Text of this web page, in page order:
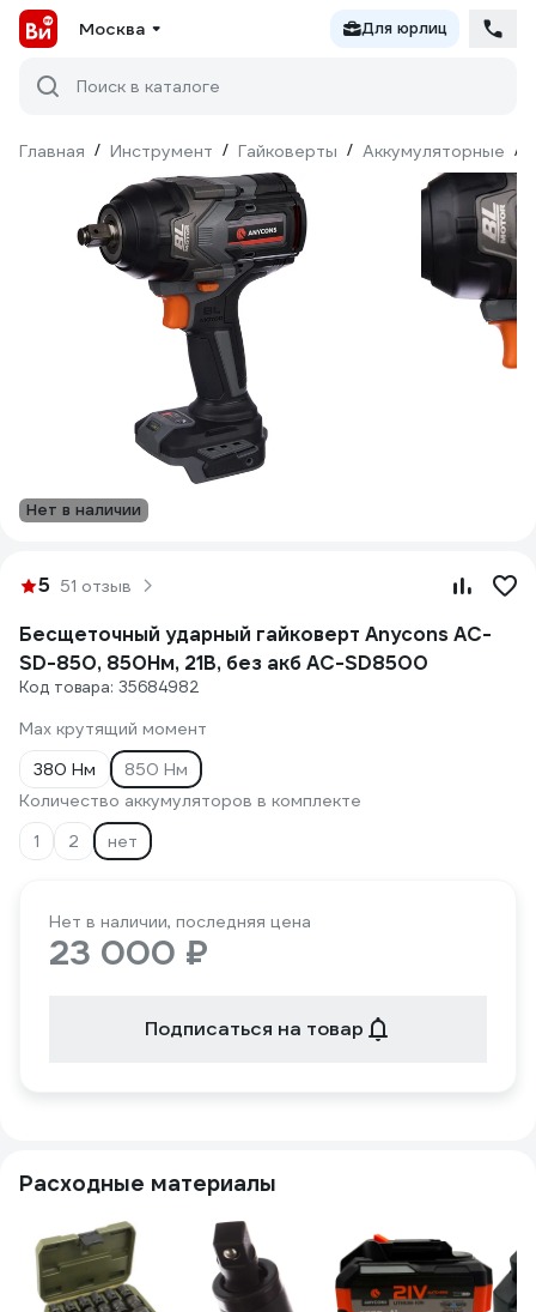
Москва Для юрлиц
Поиск в каталоге
Главная / Инструмент / Гайковерты / Аккумуляторные /
Нет в наличии
5 51 отзыв
Бесщеточный ударный гайковерт Anycons AC-
SD-850, 850Нм, 21В, без акб AC-SD8500
Код товара: 35684982
Max крутящий момент
380 Нм
850 Нм
Количество аккумуляторов в комплекте
1
2 нет
Нет в наличии, последняя цена
23 000 ₽
Подписаться на товар
Расходные материалы